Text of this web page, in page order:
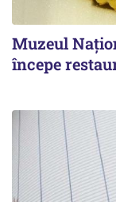
Muzeul
începe